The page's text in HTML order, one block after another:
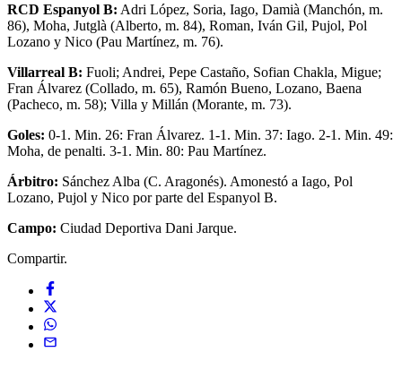
RCD Espanyol B: Adri López, Soria, Iago, Damià (Manchón, m.
86), Moha, Jutglà (Alberto, m. 84), Roman, Iván Gil, Pujol, Pol
Lozano y Nico (Pau Martínez, m. 76).
Villarreal B: Fuoli; Andrei, Pepe Castaño, Sofian Chakla, Migue;
Fran Álvarez (Collado, m. 65), Ramón Bueno, Lozano, Baena
(Pacheco, m. 58); Villa y Millán (Morante, m. 73).
Goles: 0-1. Min. 26: Fran Álvarez. 1-1. Min. 37: Iago. 2-1. Min. 49:
Moha, de penalti. 3-1. Min. 80: Pau Martínez.
Árbitro: Sánchez Alba (C. Aragonés). Amonestó a Iago, Pol
Lozano, Pujol y Nico por parte del Espanyol B.
Campo: Ciudad Deportiva Dani Jarque.
Compartir.